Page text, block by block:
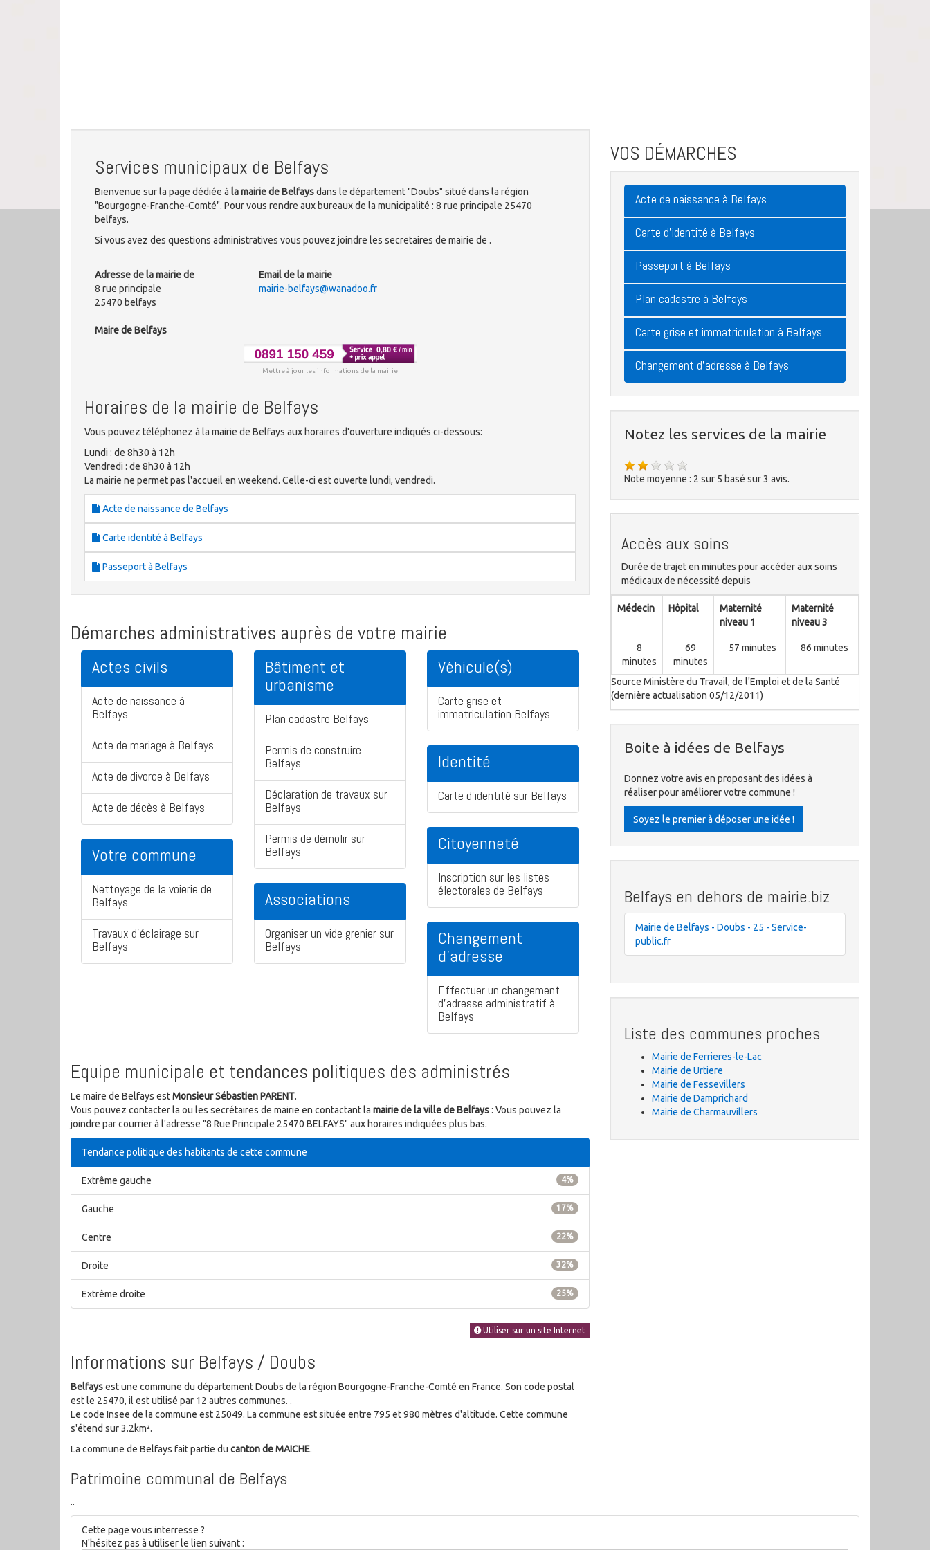
Services municipaux de Belfays
Bienvenue sur la page dédiée à la mairie de Belfaysdans le département "Doubs" situé dans la région
"Bourgogne-Franche-Comté". Pour vous rendre aux bureaux de la municipalité : 8 rue principale 25470
belfays.
Si vous avez des questions administratives vous pouvez joindre les secretaires de mairie de .
Adresse de la mairie de
8 rue principale
25470 belfays
Maire de Belfays
Email de la mairie
mairie-belfays@wanadoo.fr
Mettre à jour les informations de la mairie
Horaires de la mairie de Belfays
Vous pouvez téléphonez à la mairie de Belfays aux horaires d'ouverture indiqués ci-dessous:
Lundi : de 8h30 à 12h
Vendredi : de 8h30 à 12h
La mairie ne permet pas l'accueil en weekend. Celle-ci est ouverte lundi, vendredi.
Acte de naissance de Belfays
Carte identité à Belfays
Passeport à Belfays
Démarches administratives auprès de votre mairie
Actes civils
Acte de naissance à
Belfays
Acte de mariage à Belfays
Acte de divorce à Belfays
Acte de décès à Belfays
Votre commune
Nettoyage de la voierie de
Belfays
Travaux d'éclairage sur
Belfays
Bâtiment et
urbanisme
Plan cadastre Belfays
Permis de construire
Belfays
Déclaration de travaux sur
Belfays
Permis de démolir sur
Belfays
Associations
Organiser un vide grenier sur
Belfays
Véhicule(s)
Carte grise et
immatriculation Belfays
Identité
Carte d'identité sur Belfays
Citoyenneté
Inscription sur les listes
électorales de Belfays
Changement
d'adresse
Effectuer un changement
d'adresse administratif à
Belfays
Equipe municipale et tendances politiques des administrés
Le maire de Belfays estMonsieur Sébastien PARENT.
Vous pouvez contacter la ou les secrétaires de mairie en contactant la mairie de la ville de Belfays: Vous pouvez la
joindre par courrier à l'adresse "8 Rue Principale 25470 BELFAYS" aux horaires indiquées plus bas.
Tendance politique des habitants de cette commune
4%
Extrême gauche
17%
Gauche
22%
Centre
32%
Droite
25%
Extrême droite
Utiliser sur un site Internet
Informations sur Belfays / Doubs
Belfaysest une commune du département Doubs de la région Bourgogne-Franche-Comté en France. Son code postal
est le 25470, il est utilisé par 12 autres communes. .
Le code Insee de la commune est 25049. La commune est située entre 795 et 980 mètres d'altitude. Cette commune
s'étend sur 3.2km².
La commune de Belfays fait partie du canton de MAICHE.
Patrimoine communal de Belfays
..
VOS DÉMARCHES
Acte de naissance à Belfays
Carte d'identité à Belfays
Passeport à Belfays
Plan cadastre à Belfays
Carte grise et immatriculation à Belfays
Changement d'adresse à Belfays
Notez les services de la mairie
Note moyenne : 2 sur 5 basé sur3 avis.
Accès aux soins
Durée de trajet en minutes pour accéder aux soins
médicaux de nécessité depuis
Médecin Hôpital
Maternité
niveau 1
Maternité
niveau 3
8
minutes
69
minutes
57 minutes 86 minutes
Source Ministère du Travail, de l'Emploi et de la Santé
(dernière actualisation 05/12/2011)
Boite à idées de Belfays
Donnez votre avis en proposant des idées à
réaliser pour améliorer votre commune !
Soyez le premier à déposer une idée !
Belfays en dehors de mairie.biz
Mairie de Belfays - Doubs - 25 - Service-
public.fr
Liste des communes proches
Mairie de Ferrieres-le-Lac
Mairie de Urtiere
Mairie de Fessevillers
Mairie de Damprichard
Mairie de Charmauvillers
Cette page vous interresse ?
N'hésitez pas à utiliser le lien suivant :